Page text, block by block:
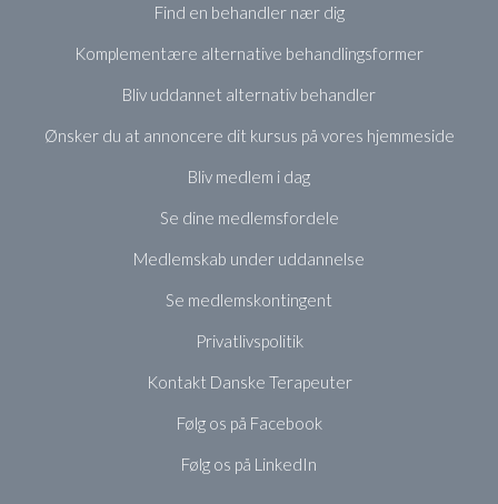
Find en behandler nær dig
Komplementære alternative behandlingsformer
Bliv uddannet alternativ behandler
Ønsker du at annoncere dit kursus på vores hjemmeside
Bliv medlem i dag
Se dine medlemsfordele
Medlemskab under uddannelse
Se medlemskontingent
Privatlivspolitik
Kontakt Danske Terapeuter
Følg os på Facebook
Følg os på LinkedIn